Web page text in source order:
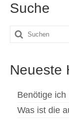
Suche
Suche
Neueste
Benötige ich
Was ist die